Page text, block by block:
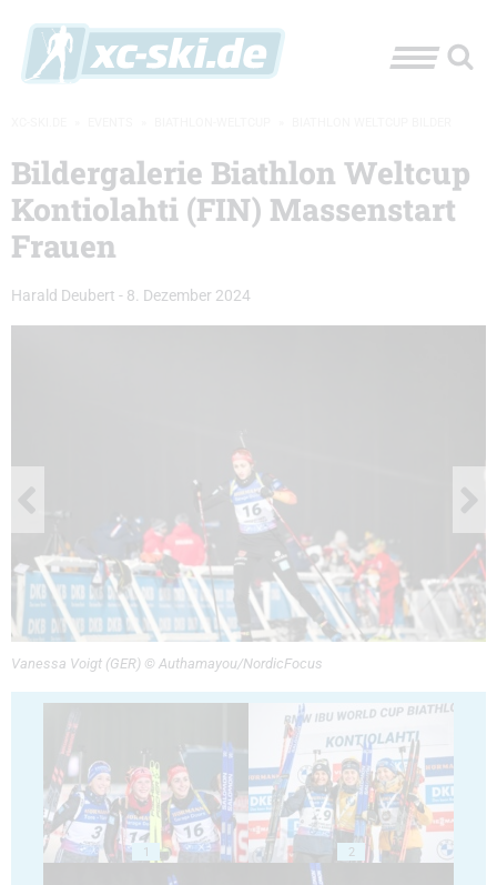
Bildergalerie Biathlon Weltcup
Kontiolahti (FIN) Massenstart
Frauen
Harald Deubert - 8. Dezember 2024
Vanessa Voigt (GER) © Authamayou/NordicFocus
1 2